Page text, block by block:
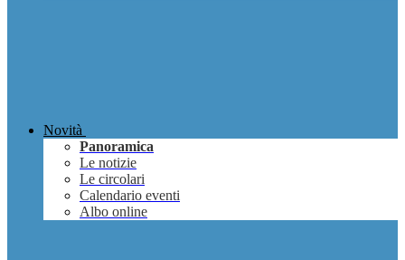
Novità
Panoramica
Le notizie
Le circolari
Calendario eventi
Albo online